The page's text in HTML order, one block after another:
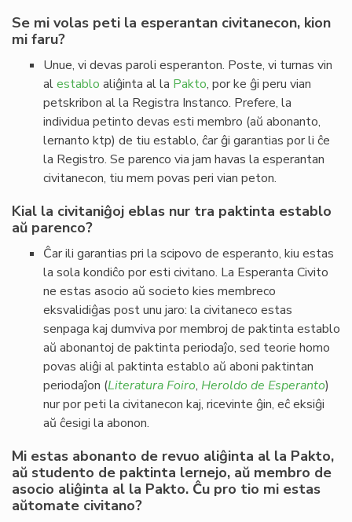
Se mi volas peti la esperantan civitanecon, kion
mi faru?
Unue, vi devas paroli esperanton. Poste, vi turnas vin
alestablo aliĝinta al la Pakto, por ke ĝi peru vian
petskribon al la Registra Instanco. Prefere, la
individua petinto devas esti membro (aŭ abonanto,
lernanto ktp) de tiu establo, ĉar ĝi garantias por li ĉe
la Registro. Se parenco via jam havas la esperantan
civitanecon, tiu mem povas peri vian peton.
Kial la civitaniĝoj eblas nur tra paktinta establo
aŭ parenco?
Ĉar ili garantias pri la scipovo de esperanto, kiu estas
la sola kondiĉo por esti civitano. La Esperanta Civito
ne estas asocio aŭ societo kies membreco
eksvalidiĝas post unu jaro: la civitaneco estas
senpaga kaj dumviva por membroj de paktinta establo
aŭ abonantoj de paktinta periodaĵo, sed teorie homo
povas aliĝi al paktinta establo aŭ aboni paktintan
periodaĵon (Literatura Foiro, Heroldo de Esperanto)
nur por peti la civitanecon kaj, ricevinte ĝin, eĉ eksiĝi
aŭ ĉesigi la abonon.
Mi estas abonanto de revuo aliĝinta al la Pakto,
aŭ studento de paktinta lernejo, aŭ membro de
asocio aliĝinta al la Pakto. Ĉu pro tio mi estas
aŭtomate civitano?